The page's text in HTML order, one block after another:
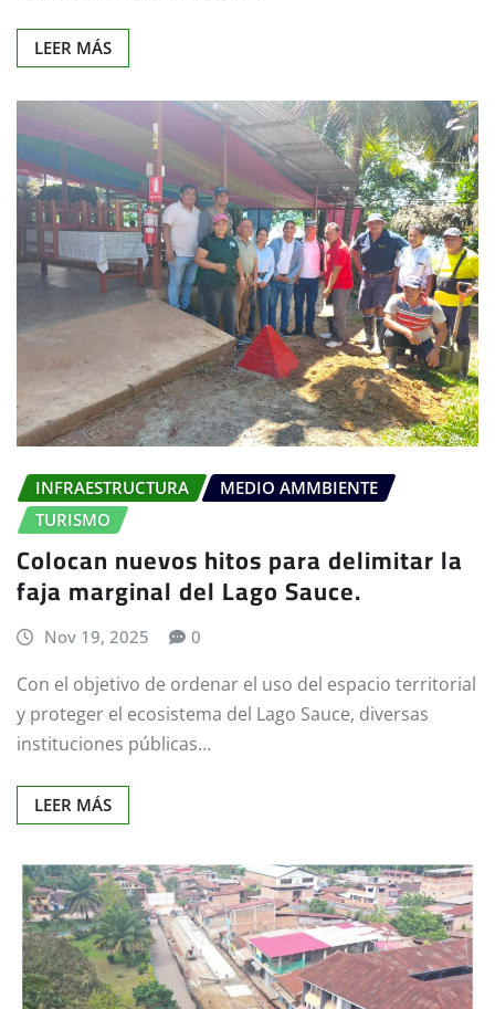
LEER MÁS
INFRAESTRUCTURA
MEDIO AMMBIENTE
TURISMO
Colocan nuevos hitos para delimitar la
faja marginal del Lago Sauce.
Nov 19, 2025 0
Con el objetivo de ordenar el uso del espacio territorial
y proteger el ecosistema del Lago Sauce, diversas
instituciones públicas…
LEER MÁS